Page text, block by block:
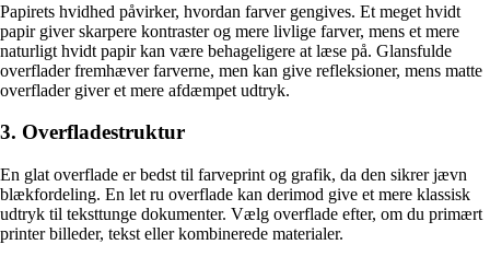
Papirets hvidhed påvirker, hvordan farver gengives. Et meget hvidt
papir giver skarpere kontraster og mere livlige farver, mens et mere
naturligt hvidt papir kan være behageligere at læse på. Glansfulde
overflader fremhæver farverne, men kan give refleksioner, mens matte
overflader giver et mere afdæmpet udtryk.
3. Overfladestruktur
En glat overflade er bedst til farveprint og grafik, da den sikrer jævn
blækfordeling. En let ru overflade kan derimod give et mere klassisk
udtryk til teksttunge dokumenter. Vælg overflade efter, om du primært
printer billeder, tekst eller kombinerede materialer.